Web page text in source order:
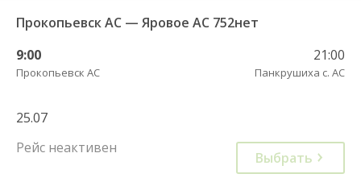
Прокопьевск АС — Яровое АС 752нет
9:00
Прокопьевск АС
21:00
Панкрушиха с. АС
25.07
Рейс неактивен
Выбрать